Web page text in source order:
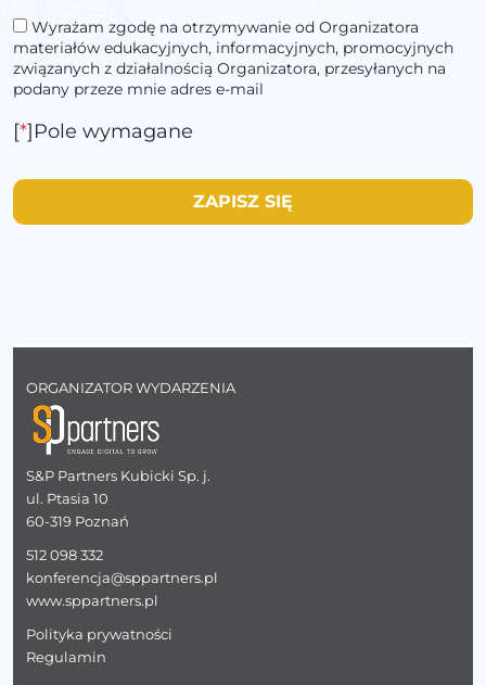
Wyrażam zgodę na otrzymywanie od Organizatora
materiałów edukacyjnych, informacyjnych, promocyjnych
związanych z działalnością Organizatora, przesyłanych na
podany przeze mnie adres e-mail
[*]Pole wymagane
ZAPISZ SIĘ
ORGANIZATOR WYDARZENIA
S&P Partners Kubicki Sp. j.
ul. Ptasia 10
60-319 Poznań
512 098 332
konferencja@sppartners.pl
www.sppartners.pl
Polityka prywatności
Regulamin